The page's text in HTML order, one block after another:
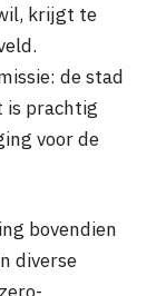
krijgt te
de stad
is prachtig
voor de
bovendien
diverse